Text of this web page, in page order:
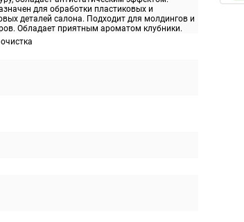
для обработки пластиковых и
деталей салона. Подходит для молдингов и
Обладает приятным ароматом клубники.